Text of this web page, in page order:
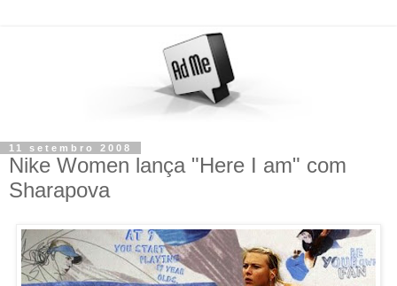
11 setembro 2008
Nike Women lança "Here I am" com
Sharapova